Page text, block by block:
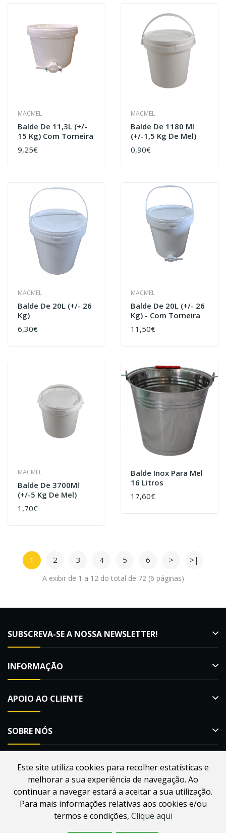
MACMEL
Balde De 11,3L (+/-
15 Kg) Com Torneira
9,25€
MACMEL
Balde De 1180 Ml
(+/-1,5 Kg De Mel)
0,90€
MACMEL
Balde De 20L (+/- 26
Kg)
6,30€
MACMEL
Balde De 20L (+/- 26
Kg) - Com Torneira
11,50€
MACMEL
Balde De 3700Ml
(+/-5 Kg De Mel)
1,70€
Balde Inox Para Mel
16 Litros
17,60€
1 2 3 4 5 6 > >|
A exibir de 1 a 12 do total de 72 (6 páginas)
Este site utiliza cookies para recolher estatísticas e
melhorar a sua experiência de navegação. Ao
continuar a navegar estará a aceitar a sua utilização.
Para mais informações relativas aos cookies e/ou
termos e condições, Clique aqui
SUBSCREVA-SE A NOSSA NEWSLETTER!
INFORMAÇÃO
APOIO AO CLIENTE
SOBRE NÓS
Desenvolvido porWebdouro. Loja Online para Apicultores |
MacMel Apicultura © 2026